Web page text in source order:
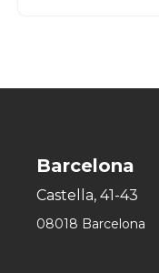
Barcelona
Castella, 41-43
08018 Barcelona